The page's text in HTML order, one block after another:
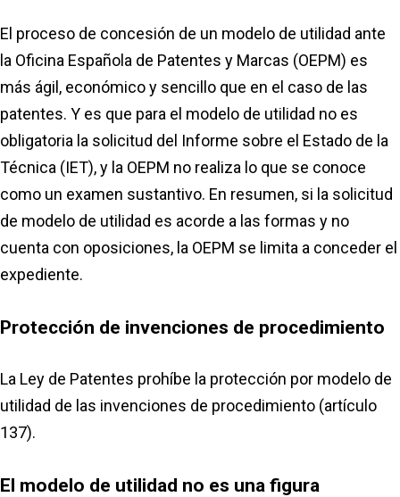
El proceso de concesión de un modelo de utilidad ante
la Oficina Española de Patentes y Marcas (OEPM) es
más ágil, económico y sencillo que en el caso de las
patentes. Y es que para el modelo de utilidad no es
obligatoria la solicitud del Informe sobre el Estado de la
Técnica (IET), y la OEPM no realiza lo que se conoce
como un examen sustantivo. En resumen, si la solicitud
de modelo de utilidad es acorde a las formas y no
cuenta con oposiciones, la OEPM se limita a conceder el
expediente.
Protección de invenciones de procedimiento
La Ley de Patentes prohíbe la protección por modelo de
utilidad de las invenciones de procedimiento (artículo
137).
El modelo de utilidad no es una figura